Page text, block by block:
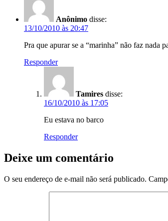
Anônimo disse:
13/10/2010 às 20:47
Pra que apurar se a “marinha” não faz nada
Responder
Tamires disse:
16/10/2010 às 17:05
Eu estava no barco
Responder
Deixe um comentário
O seu endereço de e-mail não será publicado.